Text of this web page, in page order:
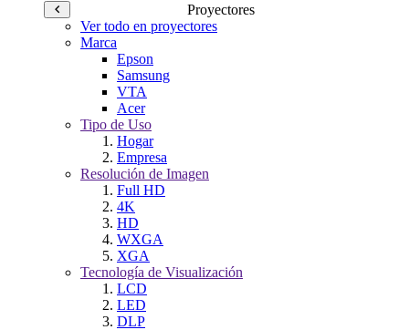
Proyectores
Ver todo en proyectores
Marca
Epson
Samsung
VTA
Acer
Tipo de Uso
Hogar
Empresa
Resolución de Imagen
Full HD
4K
HD
WXGA
XGA
Tecnología de Visualización
LCD
LED
DLP